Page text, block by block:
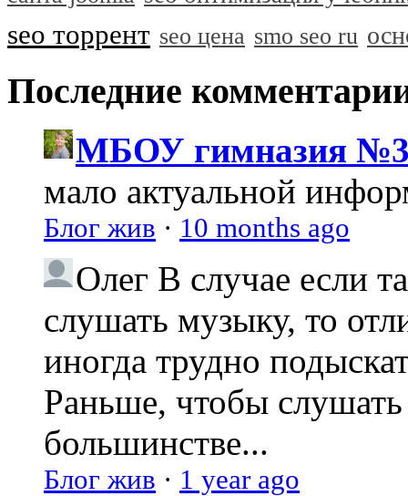
seo торрент seo цена smo seo ru
Последние
МБОУ гимназия №3
мало актуальной
Блог жив · 10 months ago
Олег В случае если
слушать музыку, то
иногда трудно
Раньше, чтобы слушать
большинстве...
Блог жив · 1 year ago